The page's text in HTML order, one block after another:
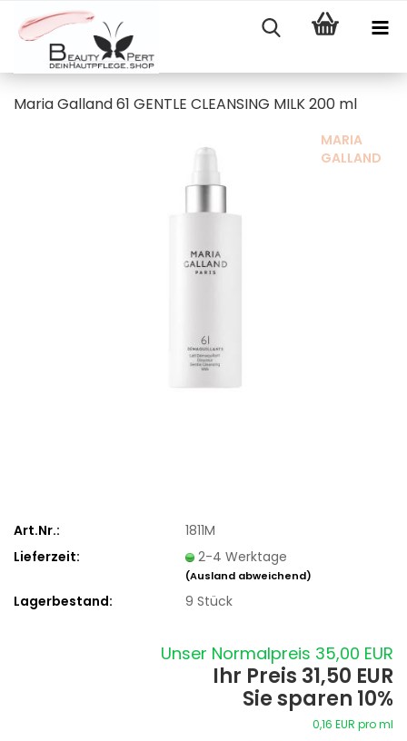
Maria Galland 61 GENTLE CLEANSING MILK 200 ml
MARIA
GALLAND
Art.Nr.:
1811M
Lieferzeit:
2-4 Werktage
(Ausland abweichend)
Lagerbestand: 9Stück
Unser Normalpreis 35,00 EUR
Ihr Preis 31,50 EUR
Sie sparen 10%
0,16 EUR pro ml